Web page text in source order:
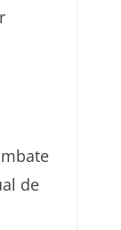
de